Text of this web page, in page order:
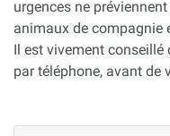
urgences ne
animaux de compagnie
Il est vivement conseillé
par téléphone, avant de